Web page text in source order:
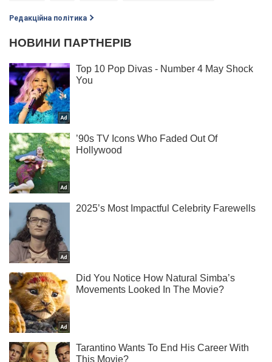
Редакційна політика